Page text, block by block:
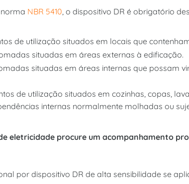
norma NBR 5410, o dispositivo DR é obrigatório
de utilização situados em locais que
situadas em áreas externas à edificação.
situadas em áreas internas que possam
de utilização situados em cozinhas, copas,
internas normalmente molhadas ou
eletricidade procure um acompanhamento
por dispositivo DR de alta sensibilidade se